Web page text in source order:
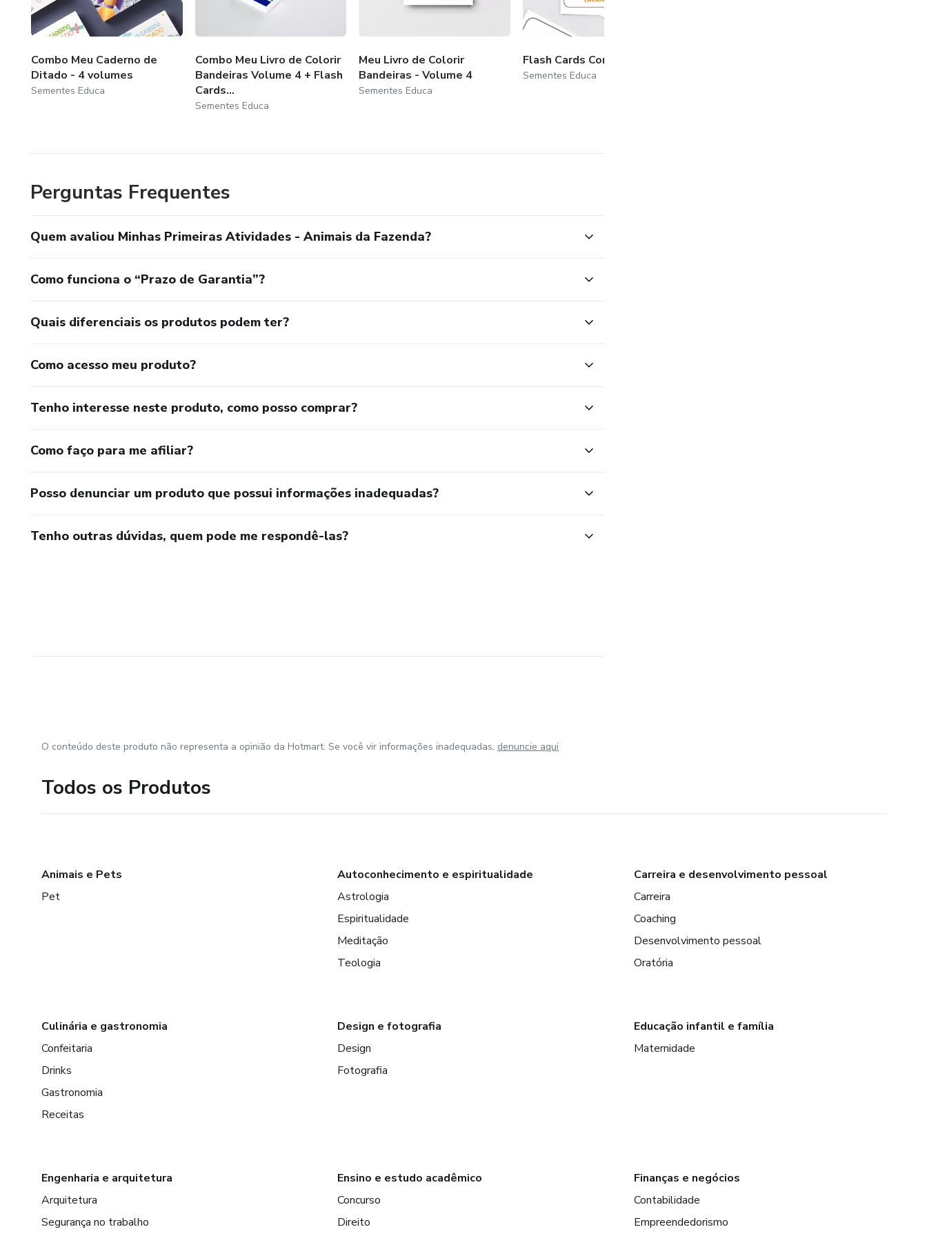
Combo Meu Caderno de
Ditado - 4 volumes
Sementes Educa
Combo Meu Livro de Colorir
Bandeiras Volume 4 + Flash
Cards...
Sementes Educa
Meu Livro de Colorir
Bandeiras - Volume 4
Sementes Educa
Flash Cards Cores
Sementes Educa
Perguntas Frequentes
Quem avaliou Minhas Primeiras Atividades - Animais da Fazenda?
Como funciona o “Prazo de Garantia”?
Quais diferenciais os produtos podem ter?
Como acesso meu produto?
Tenho interesse neste produto, como posso comprar?
Como faço para me afiliar?
Posso denunciar um produto que possui informações inadequadas?
Tenho outras dúvidas, quem pode me respondê-las?
O conteúdo deste produto não representa a opinião da Hotmart. Se você vir informações inadequadas, denuncie aqui
Todos os Produtos
Animais e Pets
Pet
Autoconhecimento e espiritualidade
Astrologia
Espiritualidade
Meditação
Teologia
Carreira e desenvolvimento pessoal
Carreira
Coaching
Desenvolvimento pessoal
Oratória
Culinária e gastronomia
Confeitaria
Drinks
Gastronomia
Receitas
Design e fotografia
Design
Fotografia
Educação infantil e família
Maternidade
Engenharia e arquitetura
Arquitetura
Segurança no trabalho
Ensino e estudo acadêmico
Concurso
Direito
Finanças e negócios
Contabilidade
Empreendedorismo